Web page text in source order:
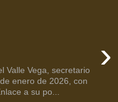
›
Valle Vega, secretario
enero de 2026, con
a su po...